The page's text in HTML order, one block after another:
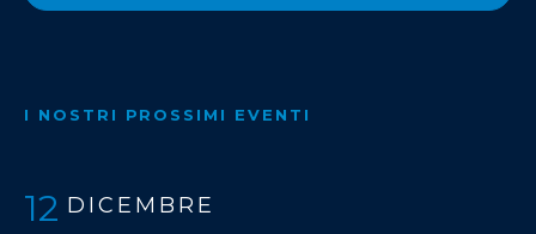
I NOSTRI PROSSIMI EVENTI
12 DICEMBRE